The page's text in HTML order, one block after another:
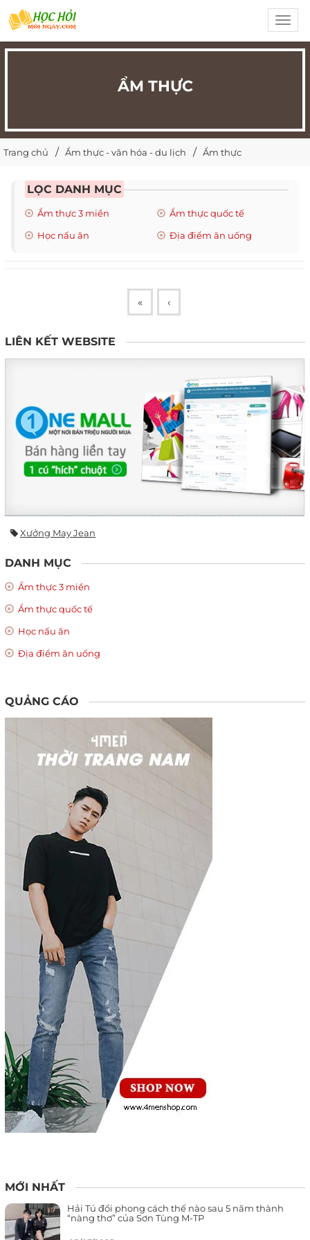
ẨM THỰC
Trang chủ Ẩm thực - văn hóa - du lịch Ẩm thực
LỌC DANH MỤC
Ẩm thực 3 miền
Ẩm thực quốc tế
Học nấu ăn
Địa điểm ăn uống
« ‹
LIÊN KẾT WEBSITE
Xưởng May Jean
DANH MỤC
Ẩm thực 3 miền
Ẩm thực quốc tế
Học nấu ăn
Địa điểm ăn uống
QUẢNG CÁO
MỚI NHẤT
Hải Tú đổi phong cách thế nào sau 5 năm thành
“nàng thơ” của Sơn Tùng M-TP